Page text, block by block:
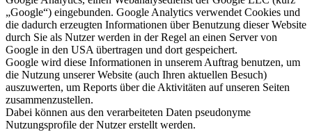
„Google“) eingebunden. Google Analytics verwendet Cookies und
die dadurch erzeugten Informationen über Benutzung dieser Website
durch Sie als Nutzer werden in der Regel an einen Server von
Google in den USA übertragen und dort gespeichert.
Google wird diese Informationen in unserem Auftrag benutzen, um
die Nutzung unserer Website (auch Ihren aktuellen Besuch)
auszuwerten, um Reports über die Aktivitäten auf unseren Seiten
zusammenzustellen.
Dabei können aus den verarbeiteten Daten pseudonyme
Nutzungsprofile der Nutzer erstellt werden.